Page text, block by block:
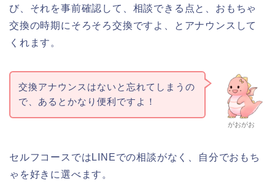
び、それを事前確認して、相談できる点と、おもちゃ
交換の時期にそろそろ交換ですよ、とアナウンスして
くれます。
がおがお
交換アナウンスはないと忘れてしまうの
で、あるとかなり便利ですよ！
セルフコースではLINEでの相談がなく、自分でおもち
ゃを好きに選べます。